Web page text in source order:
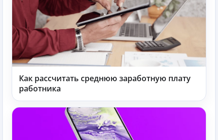
Как рассчитать среднюю заработную плату
работника